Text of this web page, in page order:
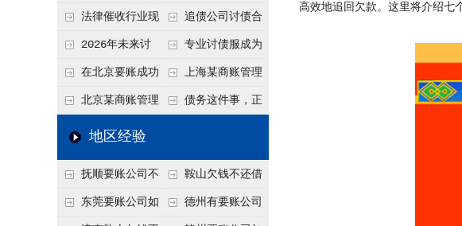
债新趋势 业发展现状、竞争格
局及未来趋势分析
法律催收行业现
状、合规痛点与未来
发展趋势深度解析
追债公司讨债合
法方法总结
2026年未来讨
债要账公司发展趋势
专业讨债服成为
2026年的发展趋势
在北京要账成功
率高吗？未来追账公
司发展趋势引发行业
上海某商账管理
机构聚焦合规服务
北京某商账管理
服务机构持续提升合
力企业化解应收账款
难题
债务这件事，正
地区经验
抚顺要账公司不
敢透漏的追回方法是
鞍山欠钱不还借
口太多？2026年这3
东莞要账公司如 德州有要账公司
高效地追回欠款。这里将介绍七